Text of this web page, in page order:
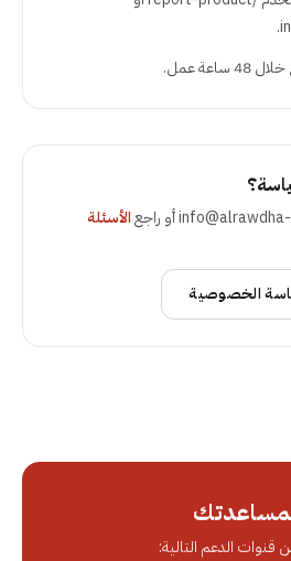
عمل.
أو راجعالأسئلة
الخصوصية
الدعم التالية: